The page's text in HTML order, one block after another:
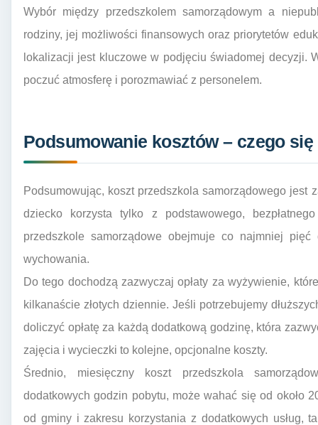
Wybór między przedszkolem samorządowym a
rodziny, jej możliwości finansowych oraz priorytetów
lokalizacji jest kluczowe w podjęciu świadomej decyzji.
poczuć atmosferę i porozmawiać z personelem.
Podsumowanie kosztów – czego
Podsumowując, koszt przedszkola samorządowego jest
dziecko korzysta tylko z podstawowego,
przedszkole samorządowe obejmuje co najmniej
wychowania.
Do tego dochodzą zazwyczaj opłaty za wyżywienie,
kilkanaście złotych dziennie. Jeśli potrzebujemy
doliczyć opłatę za każdą dodatkową godzinę, która
zajęcia i wycieczki to kolejne, opcjonalne koszty.
Średnio, miesięczny koszt przedszkola
dodatkowych godzin pobytu, może wahać się od około
od gminy i zakresu korzystania z dodatkowych usług,